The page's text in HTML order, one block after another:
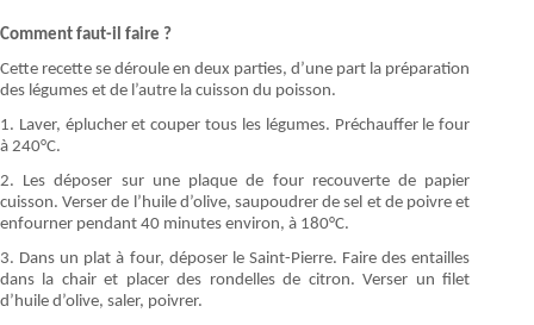
Comment faut-il faire ?
Cette recette se déroule en deux parties, d’une part la préparation
des légumes et de l’autre la cuisson du poisson.
1. Laver, éplucher et couper tous les légumes. Préchauffer le four
à 240°C.
2. Les déposer sur une plaque de four recouverte de papier
cuisson. Verser de l’huile d’olive, saupoudrer de sel et de poivre et
enfourner pendant 40 minutes environ, à 180°C.
3. Dans un plat à four, déposer le Saint-Pierre. Faire des entailles
dans la chair et placer des rondelles de citron. Verser un filet
d’huile d’olive, saler, poivrer.